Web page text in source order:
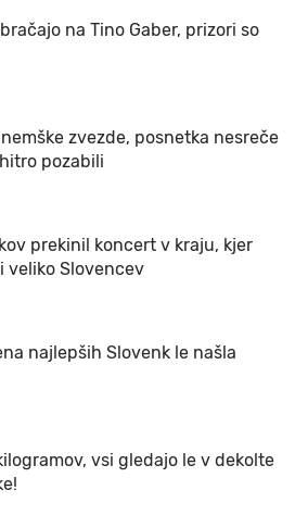
na Tino Gaber, prizori so
zvezde, posnetka nesreče
pozabili
prekinil koncert v kraju, kjer
Slovencev
najlepših Slovenk le našla
vsi gledajo le v dekolte